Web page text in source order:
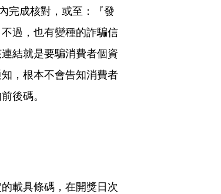
完成核對，或至：『發
過，也有變種的詐騙信
結就是要騙消費者個資
，根本不會告知消費者
後碼。
載具條碼，在開獎日次